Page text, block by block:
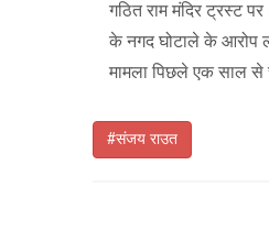
गठित राम मंदिर ट्रस्ट
के नगद घोटाले के आरोप
मामला पिछले एक साल से
#संजय राउत